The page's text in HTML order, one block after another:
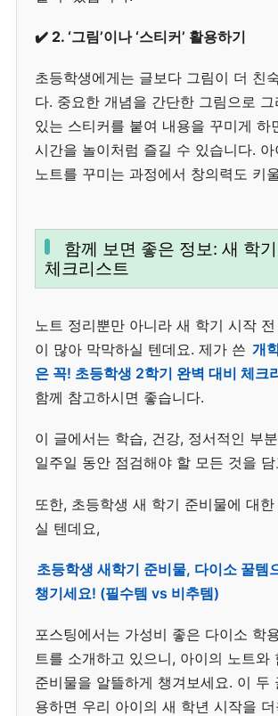
✔️ 2. ‘그림’이나 ‘스티커’ 활용하기
초등학생에게는 글보다 그림이 더 친
다. 중요한 개념을 간단한 그림으로 그
있는 스티커를 붙여 내용을 꾸미게 하
시간을 놀이처럼 즐길 수 있습니다.
노트를 꾸미는 과정에서 창의력도 키
함께 보면 좋은 정보: 새 학
체크리스트
노트 정리뿐만 아니라 새 학기 시작
이 많아 막막하실 텐데요. 제가 쓴 개
은 꼭! 초등학생 2학기 완벽 대비 체크
함께 참고하시면 좋습니다.
이 글에서는 학습, 건강, 정서적인 부
일주일 동안 점검해야 할 모든 것을
또한, 초등학생 새 학기 준비물에 대
실 텐데요,
초등학생 새학기 준비물, 다이소 꿀템
챙기세요! (필수템 vs 비추템)
포스팅에서는 가성비 좋은 다이소 학
트를 소개하고 있으니, 아이의 노트와
준비물을 알뜰하게 챙겨보세요. 이 두
용하면 우리 아이의 새 학년 시작을